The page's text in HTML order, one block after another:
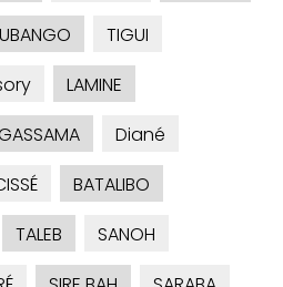
TIGUI
LAMINE
Diané
BATALIBO
TALEB
SANOH